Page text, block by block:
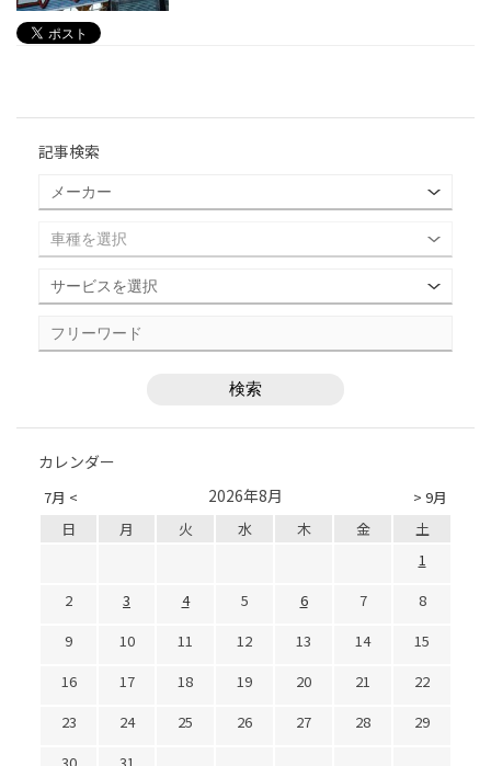
記事検索
カレンダー
7月 < > 9月
2026年8月
日 月 火 水 木 金
土
1
2
3 4 5 6 7
8
9
10 11 12 13 14
15
16
17 18 19 20 21
22
23
24 25 26 27 28
29